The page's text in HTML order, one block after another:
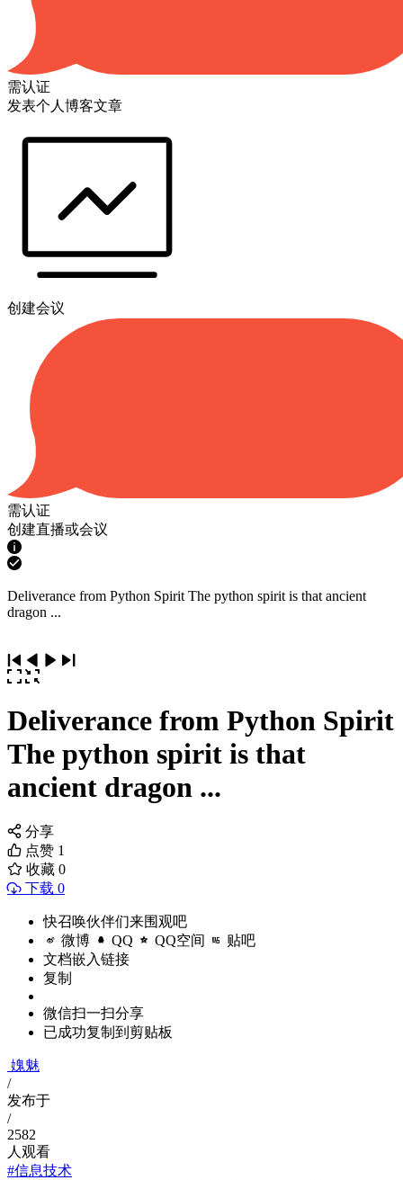
需认证
发表个人博客文章
创建会议
需认证
创建直播或会议
Deliverance from Python Spirit The python spirit is that ancient
dragon ...
Deliverance from Python Spirit
The python spirit is that
ancient dragon ...
分享
点赞 1
收藏 0
下载 0
快召唤伙伴们来围观吧
微博 QQ QQ空间 贴吧
文档嵌入链接
复制
微信扫一扫分享
已成功复制到剪贴板
媿魅
/
发布于
/
2582
人观看
#信息技术